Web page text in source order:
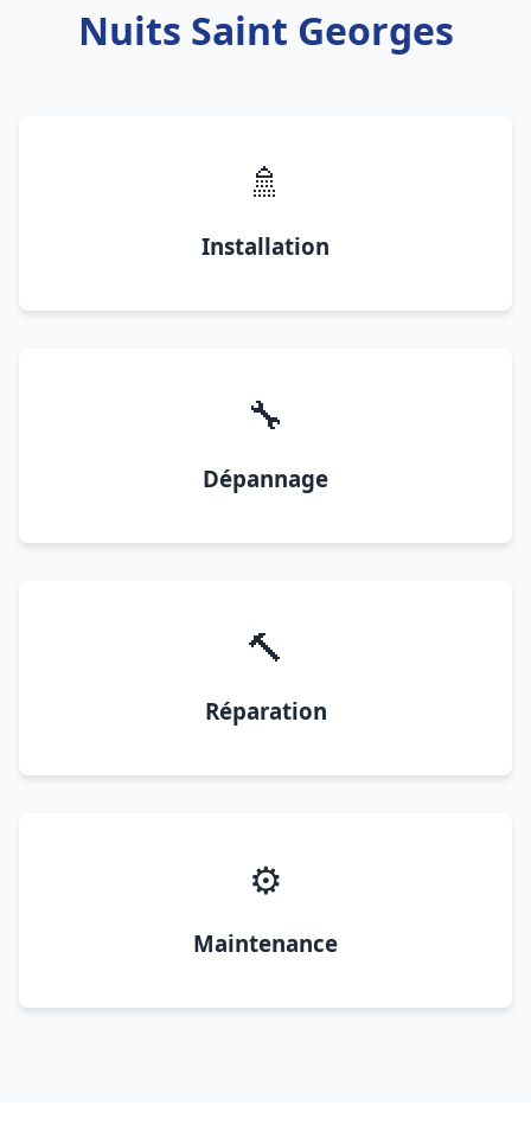
Nuits Saint Georges
🚿
Installation
🔧
Dépannage
🔨
Réparation
⚙️
Maintenance